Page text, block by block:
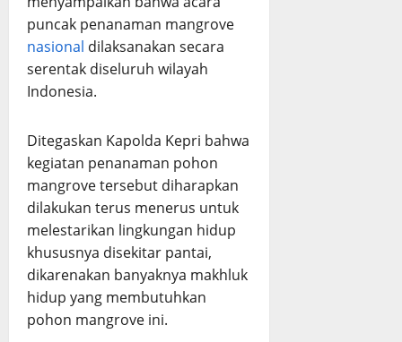
puncak penanaman mangrove
nasional dilaksanakan secara
serentak diseluruh wilayah
Indonesia.
Ditegaskan Kapolda Kepri bahwa
kegiatan penanaman pohon
mangrove tersebut diharapkan
dilakukan terus menerus untuk
melestarikan lingkungan hidup
khususnya disekitar pantai,
dikarenakan banyaknya makhluk
hidup yang membutuhkan
pohon mangrove ini.